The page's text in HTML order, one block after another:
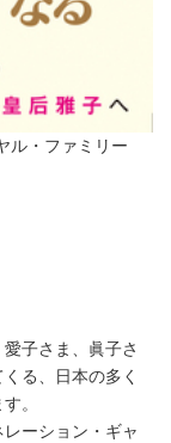
・ファミリー
子さま、眞子さ
る、日本の多く
。
ーション・ギャ